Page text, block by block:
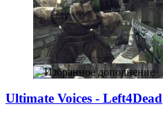
Ultimate Voices ­- Left4Dead